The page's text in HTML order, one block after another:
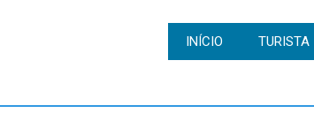
INÍCIO TURISTA